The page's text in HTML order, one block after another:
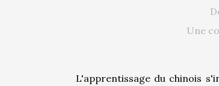
Une
L'apprentissage du chinois